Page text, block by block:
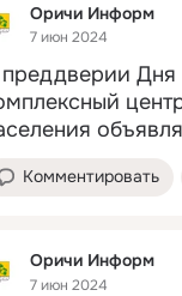
Оричи Информ
7 июн 2024
Комментировать
Оричи Информ
7 июн 2024